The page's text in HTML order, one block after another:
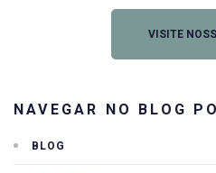
VISITE
NAVEGAR NO BLOG
BLOG